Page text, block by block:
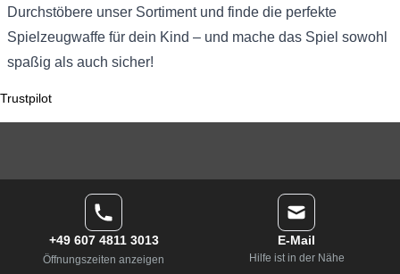
Durchstöbere unser Sortiment und finde die perfekte
Spielzeugwaffe für dein Kind – und mache das Spiel sowohl
spaßig als auch sicher!
Trustpilot
+49 607 4811 3013
Öffnungszeiten anzeigen
E-Mail
Hilfe ist in der Nähe